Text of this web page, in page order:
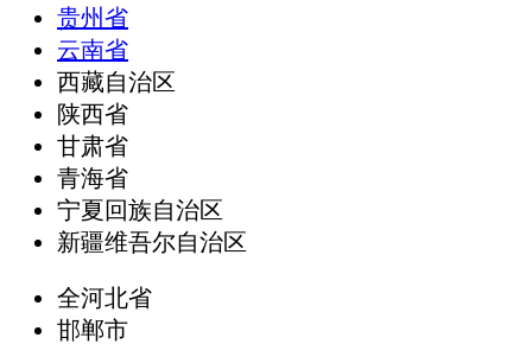
贵州省
云南省
西藏自治区
陕西省
甘肃省
青海省
宁夏回族自治区
新疆维吾尔自治区
全河北省
邯郸市